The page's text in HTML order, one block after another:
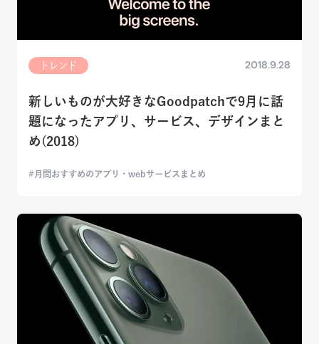
トレンド 2018.9.28
新しいものが大好きなGoodpatchで9月に話
題になったアプリ、サービス、デザインまと
め(2018)
月間おすすめのアプリ・webサービスまとめ